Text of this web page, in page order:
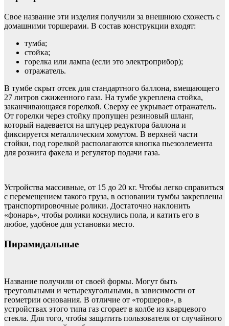
Свое название эти изделия получили за внешнюю схожесть с
домашними торшерами. В состав конструкции входят:
тумба;
стойка;
горелка или лампа (если это электроприбор);
отражатель.
В тумбе скрыт отсек для стандартного баллона, вмещающего
27 литров сжиженного газа. На тумбе укреплена стойка,
заканчивающаяся горелкой. Сверху ее укрывает отражатель.
От горелки через стойку пропущен резиновый шланг,
который надевается на штуцер редуктора баллона и
фиксируется металлическим хомутом. В верхней части
стойки, под горелкой располагаются кнопка пьезоэлемента
для розжига факела и регулятор подачи газа.
Устройства массивные, от 15 до 20 кг. Чтобы легко справиться
с перемещением такого груза, в основании тумбы закреплены
транспортировочные ролики. Достаточно наклонить
«фонарь», чтобы ролики коснулись пола, и катить его в
любое, удобное для установки место.
Пирамидальные
Название получили от своей формы. Могут быть
треугольными и четырехугольными, в зависимости от
геометрии основания. В отличие от «торшеров», в
устройствах этого типа газ сгорает в колбе из кварцевого
стекла. Для того, чтобы защитить пользователя от случайного